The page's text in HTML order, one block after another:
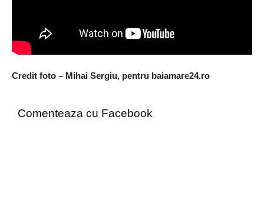
Credit foto – Mihai Sergiu, pentru baiamare24.ro
Comenteaza cu Facebook